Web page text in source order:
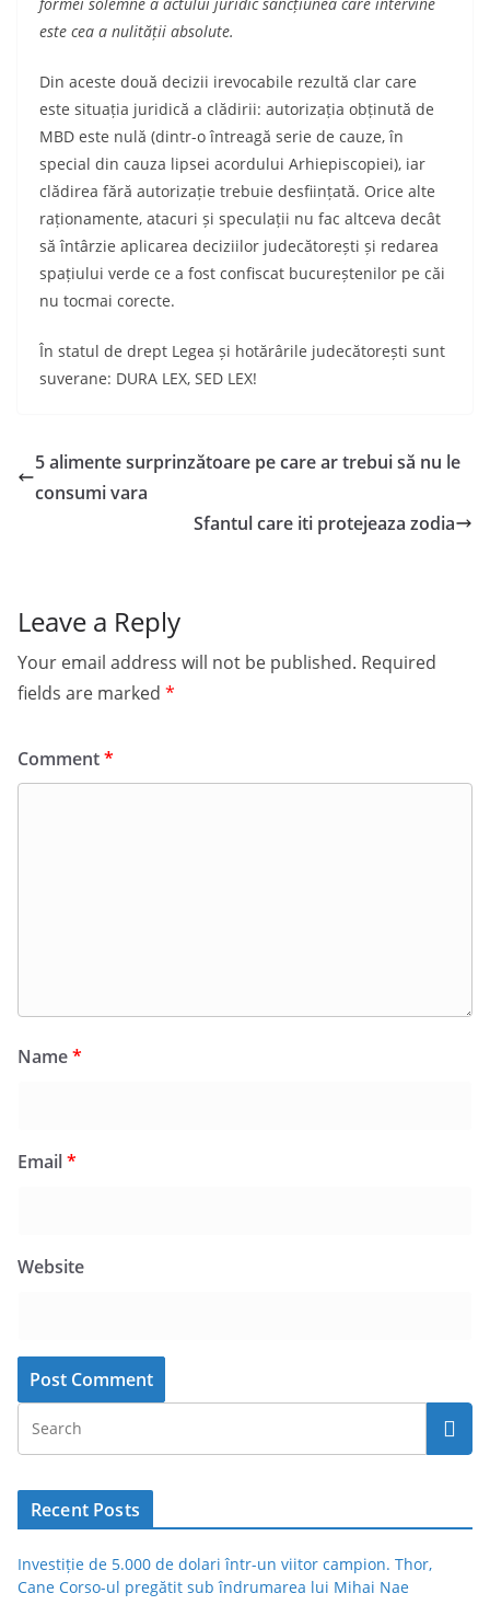
este cea a nulității absolute.
Din aceste două decizii irevocabile rezultă clar care
este situația juridică a clădirii: autorizația obținută de
MBD este nulă (dintr-o întreagă serie de cauze, în
special din cauza lipsei acordului Arhiepiscopiei), iar
clădirea fără autorizație trebuie desființată. Orice alte
raționamente, atacuri și speculații nu fac altceva decât
să întârzie aplicarea deciziilor judecătorești și redarea
spațiului verde ce a fost confiscat bucureștenilor pe căi
nu tocmai corecte.
În statul de drept Legea și hotărârile judecătorești sunt
suverane: DURA LEX, SED LEX!
5 alimente surprinzătoare pe care ar trebui să nu le
consumi vara
Sfantul care iti protejeaza zodia
Leave a Reply
Your email address will not be published. Required
fields are marked *
Comment*
Name*
Email*
Website
Recent Posts
Investiție de 5.000 de dolari într-un viitor campion. Thor,
Cane Corso-ul pregătit sub îndrumarea lui Mihai Nae